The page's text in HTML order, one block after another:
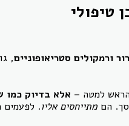
טיפולי
ורמקולים סטריאופוניים,
למטה – אלא בדיוק כמו
הם מתייחסים אליו. לפעמים